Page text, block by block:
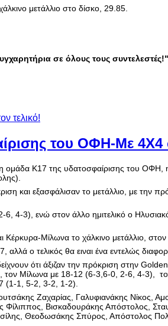
μετάλλιο στο δίσκο, 29.85.
σε όλους τους συντελεστές!"
του ΟΦΗ-Με 4Χ4
ομάδα Κ17 της υδατοσφαίρισης του ΟΦΗ, η
και εξασφάλισαν το μετάλλιο, με την
4-3), ενώ στον άλλο ημιτελικό ο
Μίλωνα το χάλκινο μετάλλιο, στον
ο τελικός θα ειναι ένα εντελώς
ότι άξιζαν την πρόκριση στην
τον Μίλωνα με 18-12 (6-3,6-0, 2-6, 4-3),
(1-1, 5-2, 3-2, 1-2).
Ζαχαρίας, Γαλυφιανάκης Νίκος,
Βισκαδουράκης Απόστολος,
Θεοδωσάκης Σπύρος, Απόστολος